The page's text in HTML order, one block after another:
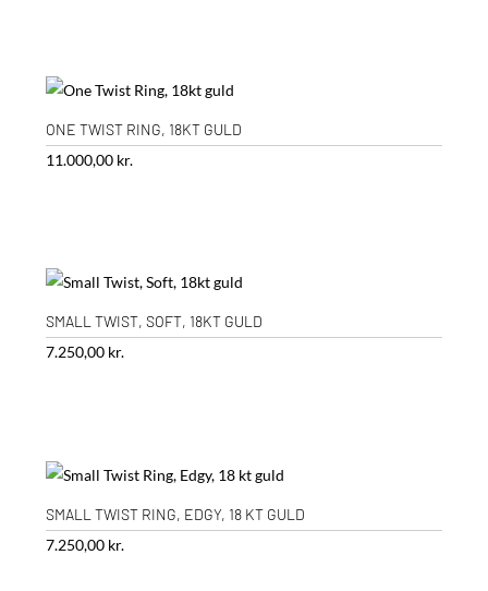
ONE TWIST RING, 18KT GULD
11.000,00 kr.
SMALL TWIST, SOFT, 18KT GULD
7.250,00 kr.
SMALL TWIST RING, EDGY, 18 KT GULD
7.250,00 kr.